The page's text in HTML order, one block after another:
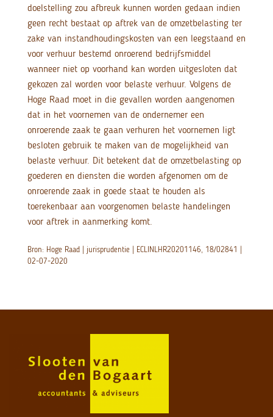
doelstelling zou afbreuk kunnen worden gedaan indien
geen recht bestaat op aftrek van de omzetbelasting ter
zake van instandhoudingskosten van een leegstaand en
voor verhuur bestemd onroerend bedrijfsmiddel
wanneer niet op voorhand kan worden uitgesloten dat
gekozen zal worden voor belaste verhuur. Volgens de
Hoge Raad moet in die gevallen worden aangenomen
dat in het voornemen van de ondernemer een
onroerende zaak te gaan verhuren het voornemen ligt
besloten gebruik te maken van de mogelijkheid van
belaste verhuur. Dit betekent dat de omzetbelasting op
goederen en diensten die worden afgenomen om de
onroerende zaak in goede staat te houden als
toerekenbaar aan voorgenomen belaste handelingen
voor aftrek in aanmerking komt.
Bron: Hoge Raad | jurisprudentie | ECLINLHR20201146, 18/02841 |
02-07-2020